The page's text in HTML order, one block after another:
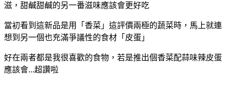
滋，甜鹹甜鹹的另一番滋味應該會更好吃
當初看到這新品是用「香菜」這評價兩極的蔬菜時，馬上就連
想到另一個也充滿爭議性的食材「皮蛋」
好在兩者都是我很喜歡的食物，若是推出個香菜配蒜味辣皮蛋
應該會...超讚啦